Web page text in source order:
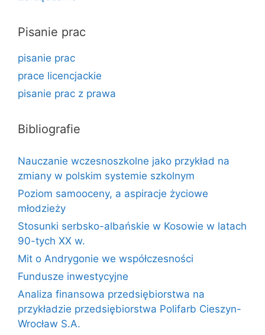
Pisanie prac
pisanie prac
prace licencjackie
pisanie prac z prawa
Bibliografie
Nauczanie wczesnoszkolne jako przykład na
zmiany w polskim systemie szkolnym
Poziom samooceny, a aspiracje życiowe
młodzieży
Stosunki serbsko-albańskie w Kosowie w latach
90-tych XX w.
Mit o Andrygonie we współczesności
Fundusze inwestycyjne
Analiza finansowa przedsiębiorstwa na
przykładzie przedsiębiorstwa Polifarb Cieszyn-
Wrocław S.A.